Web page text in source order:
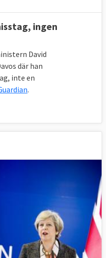
ingen
David
där han
inte en
.